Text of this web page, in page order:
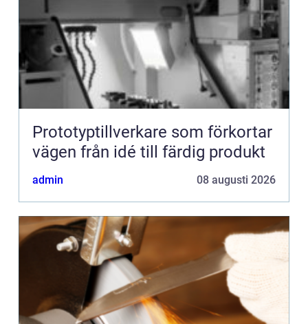
Prototyptillverkare som förkortar
vägen från idé till färdig produkt
admin 08 augusti 2026